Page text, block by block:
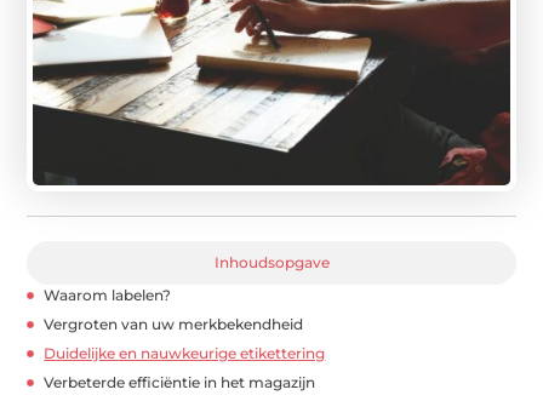
Inhoudsopgave
Waarom labelen?
Vergroten van uw merkbekendheid
Duidelijke en nauwkeurige etikettering
Verbeterde efficiëntie in het magazijn